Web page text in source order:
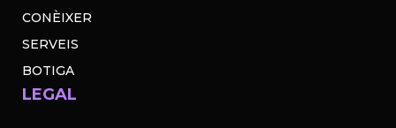
CONÈIXER
SERVEIS
BOTIGA
LEGAL